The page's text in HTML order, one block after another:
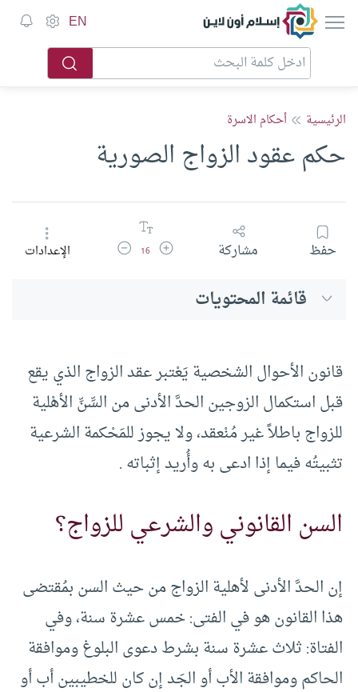
إسلام أون لاين EN
الرئيسية أحكام الاسرة
حكم عقود الزواج الصورية
حفظ مشاركة زيادة حجم الخط
16 تقليل حجم الخطالإعدادات
قائمة المحتويات
قانون الأحوال الشخصية يَعْتبر عقد الزواج الذي يقع
قبل استكمال الزوجين الحدَّ الأدنى من السِّنِّ الأهْلية
للزواج باطلاً غير مُنْعقد، ولا يجوز للمَحْكمة الشرعية
تثبيتُه فيما إذا ادعى به وأُريد إثباته .
السن القانوني والشرعي للزواج؟
إن الحدَّ الأدنى لأهلية الزواج من حيث السن بمُقتضى
هذا القانون هو في الفتى: خمس عشرة سنة، وفي
الفتاة: ثلاث عشرة سنة بشرط دعوى البلوغ وموافقة
الحاكم وموافقة الأب أو الجَد إن كان للخطيبين أب أو